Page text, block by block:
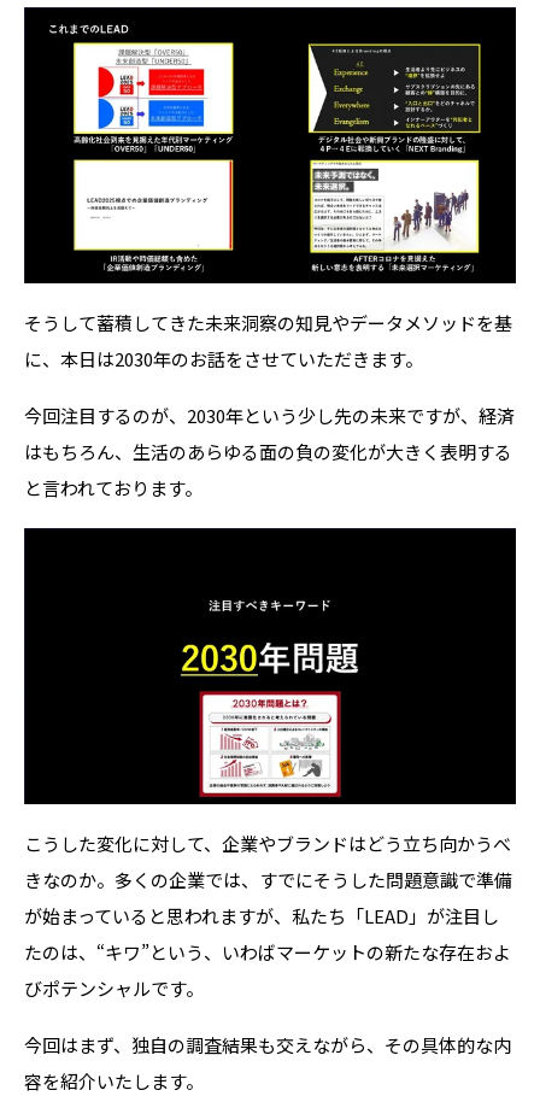
そうして蓄積してきた未来洞察の知見やデータメソッドを基
に、本日は2030年のお話をさせていただきます。
今回注目するのが、 2030年という少し先の未来ですが、経済
はもちろん、生活のあらゆる面の負の変化が大きく表明する
と言われております。
こうした変化に対して、企業やブランドはどう立ち向かうべ
きなのか。多くの企業では、すでにそうした問題意識で準備
が始まっていると思われますが、私たち「LEAD」が注目し
たのは、 “キワ”という、いわばマーケットの新たな存在およ
びポテンシャルです。
今回はまず、独自の調査結果も交えながら、その具体的な内
容を紹介いたします。